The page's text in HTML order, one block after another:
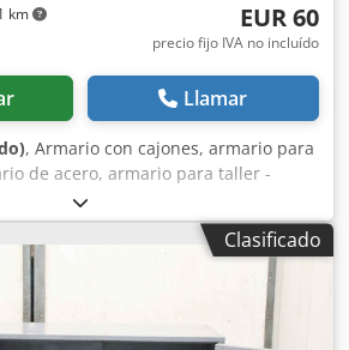
km EUR 60
precio fijo IVA no incluído
Llamar
, Armario con cajones, armario para
de acero, armario para taller -
armario de acero con cajón y
500 mm -Profundidad: 400 mm
con cierre, sin cerradura -Peso:
Al Tjha
Clasificado